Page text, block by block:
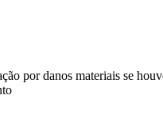
por danos materiais se